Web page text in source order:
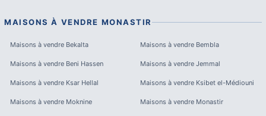
MAISONS À VENDRE MONASTIR
Maisons à vendre Bekalta Maisons à vendre Bembla
Maisons à vendre Beni Hassen Maisons à vendre Jemmal
Maisons à vendre Ksar Hellal Maisons à vendre Ksibet el-Médiouni
Maisons à vendre Moknine Maisons à vendre Monastir